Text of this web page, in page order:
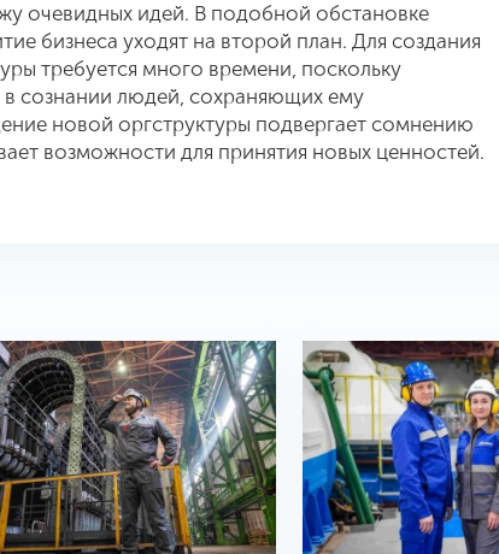
очевидных идей. В подобной обстановке
бизнеса уходят на второй план. Для создания
требуется много времени, поскольку
сознании людей, сохраняющих ему
новой оргструктуры подвергает сомнению
возможности для принятия новых ценностей.